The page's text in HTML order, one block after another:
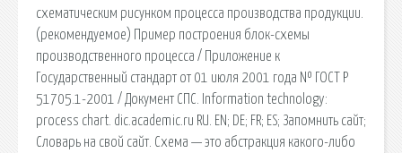
схематическим рисунком процесса производства продукции.
(рекомендуемое) Пример построения блок-схемы
производственного процесса / Приложение к
Государственный стандарт от 01 июля 2001 года № ГОСТ Р
51705.1-2001 / Документ СПС. Information technology:
process chart. dic.academic.ru RU. EN; DE; FR; ES; Запомнить сайт;
Словарь на свой сайт. Схема — это абстракция какого-либо